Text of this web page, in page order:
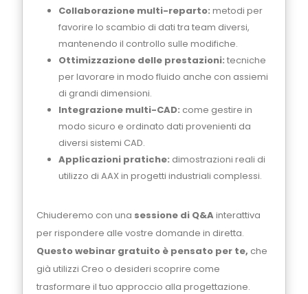
Collaborazione multi-reparto: metodi per
favorire lo scambio di dati tra team diversi,
mantenendo il controllo sulle modifiche.
Ottimizzazione delle prestazioni: tecniche
per lavorare in modo fluido anche con assiemi
di grandi dimensioni.
Integrazione multi-CAD: come gestire in
modo sicuro e ordinato dati provenienti da
diversi sistemi CAD.
Applicazioni pratiche: dimostrazioni reali di
utilizzo di AAX in progetti industriali complessi.
Chiuderemo con una sessione di Q&Ainterattiva
per rispondere alle vostre domande in diretta.
Questo webinar gratuito è pensato per te, che
già utilizzi Creo o desideri scoprire come
trasformare il tuo approccio alla progettazione.